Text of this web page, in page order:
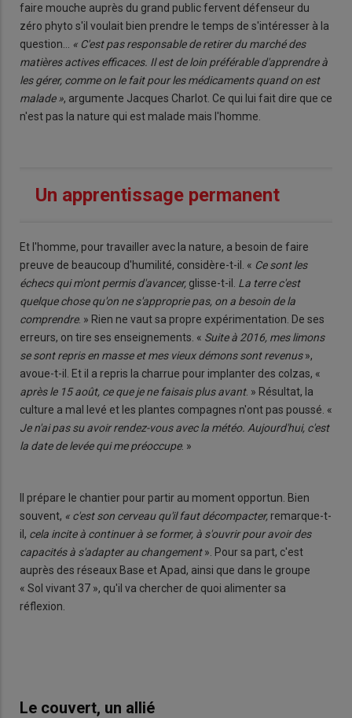
faire mouche auprès du grand public fervent défenseur du
zéro phyto s'il voulait bien prendre le temps de s'intéresser à la
question… « C'est pas responsable de retirer du marché des
matières actives efficaces. Il est de loin préférable d'apprendre à
les gérer, comme on le fait pour les médicaments quand on est
malade », argumente Jacques Charlot. Ce qui lui fait dire que ce
n'est pas la nature qui est malade mais l'homme.
Un apprentissage permanent
Et l'homme, pour travailler avec la nature, a besoin de faire
preuve de beaucoup d'humilité, considère-t-il. « Ce sont les
échecs qui m'ont permis d'avancer, glisse-t-il. La terre c'est
quelque chose qu'on ne s'approprie pas, on a besoin de la
comprendre. » Rien ne vaut sa propre expérimentation. De ses
erreurs, on tire ses enseignements. « Suite à 2016, mes limons
se sont repris en masse et mes vieux démons sont revenus»,
avoue-t-il. Et il a repris la charrue pour implanter des colzas, «
après le 15 août, ce que je ne faisais plus avant. » Résultat, la
culture a mal levé et les plantes compagnes n'ont pas poussé. «
Je n'ai pas su avoir rendez-vous avec la météo. Aujourd'hui, c'est
la date de levée qui me préoccupe. »
Il prépare le chantier pour partir au moment opportun. Bien
souvent, « c'est son cerveau qu'il faut décompacter, remarque-t-
il, cela incite à continuer à se former, à s'ouvrir pour avoir des
capacités à s'adapter au changement». Pour sa part, c'est
auprès des réseaux Base et Apad, ainsi que dans le groupe
« Sol vivant 37 », qu'il va chercher de quoi alimenter sa
réflexion.
Le couvert, un allié